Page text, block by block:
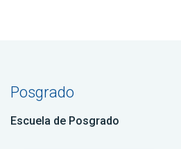
Posgrado
Escuela de Posgrado